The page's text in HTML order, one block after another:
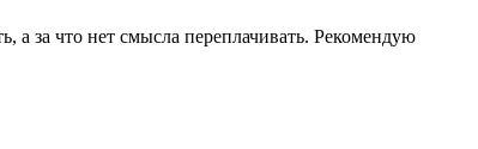
а за что нет смысла переплачивать. Рекомендую